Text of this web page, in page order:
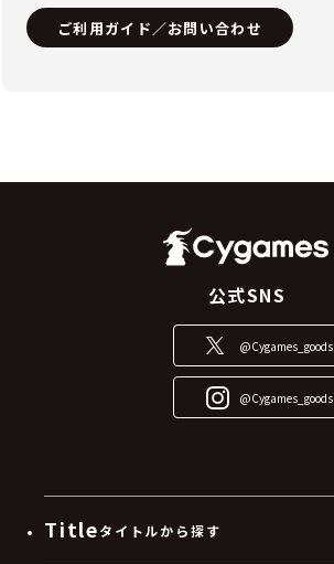
ご利用ガイド／お問い合わせ
公式SNS
@Cygames_goods
@Cygames_goods
Titleタイトルから探す